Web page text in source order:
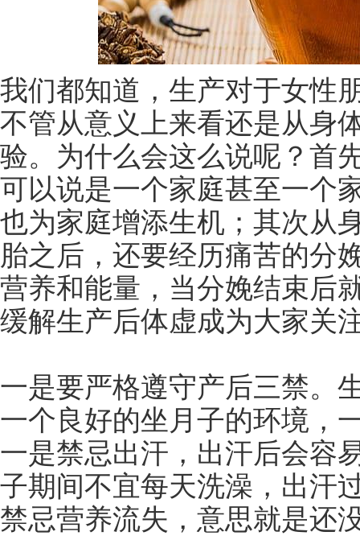
我们都知道，生产对于女性
不管从意义上来看还是从身
验。为什么会这么说呢？首
可以说是一个家庭甚至一个
也为家庭增添生机；其次从
胎之后，还要经历痛苦的分
营养和能量，当分娩结束后
缓解生产后体虚成为大家关
一是要严格遵守产后三禁。
一个良好的坐月子的环境，
一是禁忌出汗，出汗后会容
子期间不宜每天洗澡，出汗
禁忌营养流失，意思就是还